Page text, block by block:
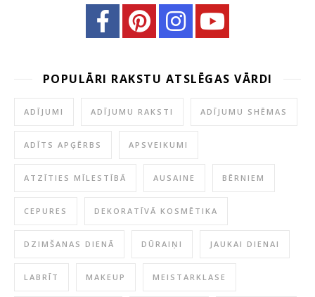
POPULĀRI RAKSTU ATSLĒGAS VĀRDI
ADĪJUMI ADĪJUMU RAKSTI ADĪJUMU SHĒMAS
ADĪTS APĢĒRBS APSVEIKUMI
ATZĪTIES MĪLESTĪBĀ AUSAINE BĒRNIEM
CEPURES DEKORATĪVĀ KOSMĒTIKA
DZIMŠANAS DIENĀ DŪRAIŅI JAUKAI DIENAI
LABRĪT MAKEUP MEISTARKLASE